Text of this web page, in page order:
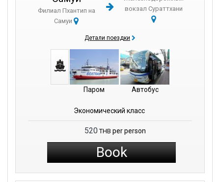
Филиал Пхантип на
Самуи
вокзал Сураттхани
Детали поездки
Паром Автобус
Экономический класс
520 THB per person
Book